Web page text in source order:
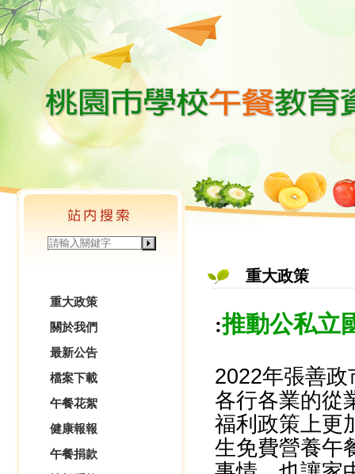
重大政策
關於我們
最新公告
檔案下載
午餐花絮
健康報報
午餐捐款
重大政策
:推動公私立
2022年張善
各行各業的從
福利政策上更
生免費營養午